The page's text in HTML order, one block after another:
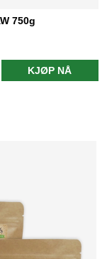
750g
KJØP NÅ